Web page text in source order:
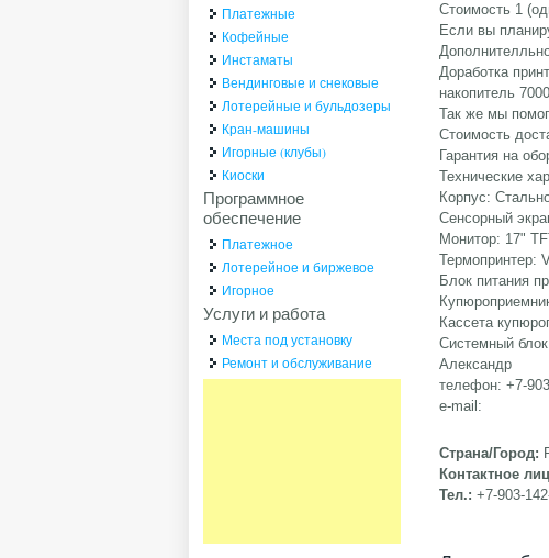
Стоимость 1
Если вы
Доработка
накопитель
Так же мы
Стоимость
Гарантия на
Технические
Корпус:
Сенсорный
Монитор: 17"
Термопринтер:
Блок питания
Кассета
Системный
Александр
телефон: +7-
e-mail:
Страна/Город:
Контактное
Тел.:+7-903-
Платежные
Кофейные
Инстаматы
Вендинговые и снековые
Лотерейные и бульдозеры
Кран-машины
Игорные (клубы)
Киоски
Программное
обеспечение
Платежное
Лотерейное и биржевое
Игорное
Услуги и работа
Места под установку
Ремонт и обслуживание